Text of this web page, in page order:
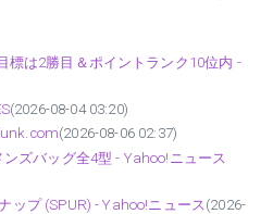
標は2勝目＆ポイントランク10位内 -
(2026-08-04 03:20)
(2026-08-06 02:37)
ズバッグ全4型 - Yahoo!ニュース
ップ (SPUR) - Yahoo!ニュース (2026-